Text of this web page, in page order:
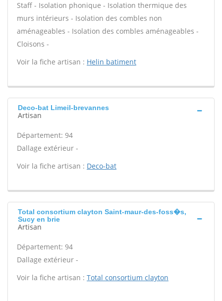
Staff - Isolation phonique - Isolation thermique des
murs intérieurs - Isolation des combles non
aménageables - Isolation des combles aménageables -
Cloisons -
Voir la fiche artisan : Helin batiment
Deco-bat Limeil-brevannes
Artisan
Département: 94
Dallage extérieur -
Voir la fiche artisan : Deco-bat
Total consortium clayton Saint-maur-des-foss�s,
Sucy en brie
Artisan
Département: 94
Dallage extérieur -
Voir la fiche artisan : Total consortium clayton